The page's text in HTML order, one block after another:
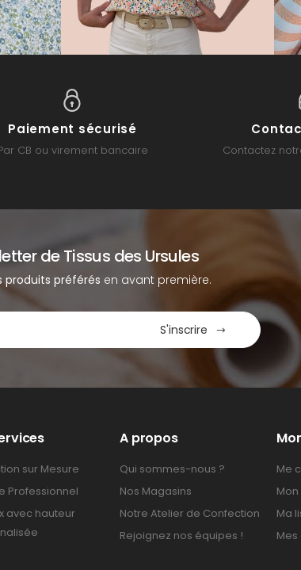
Paiement sécurisé
CB ou virement bancaire Contactez
de Tissus des Ursules
produits préférés en avant première.
S'inscrire
sur Mesure
Professionnel
avec hauteur
A propos
Qui sommes-nous ?
Nos Magasins
Notre Atelier de Confection
Rejoignez nos équipes !
Me
Ma